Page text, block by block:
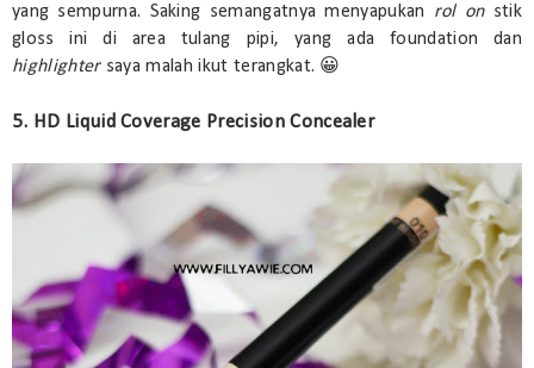
yang sempurna. Saking semangatnya menyapukan rol on stik
gloss ini di area tulang pipi, yang ada foundation dan
highlighter saya malah ikut terangkat. 😀
5. HD Liquid Coverage Precision Concealer